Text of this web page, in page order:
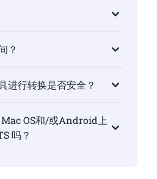
？
进行转换是否安全？
OS和/或Android上
吗？